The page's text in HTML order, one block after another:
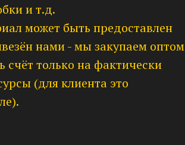
и т.д.
может быть предоставлен
нами - мы закупаем оптом
счёт только на фактически
(для клиента это